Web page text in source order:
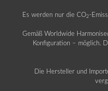
Es werden nur die CO2 -
Gemäß Worldwide
Konfiguration – möglich.
Die Hersteller und